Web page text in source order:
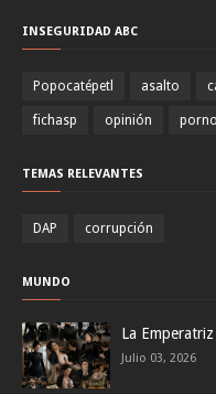
INSEGURIDAD ABC
Popocatépetl asalto
fichasp opinión
TEMAS RELEVANTES
DAP corrupción
MUNDO
La
Julio 03, 2026